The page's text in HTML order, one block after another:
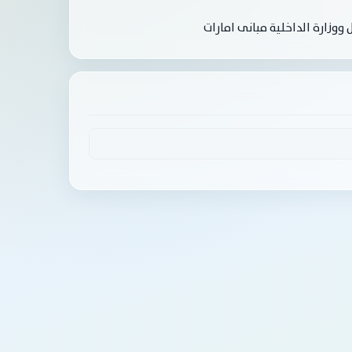
الداخلية مبانى امارات